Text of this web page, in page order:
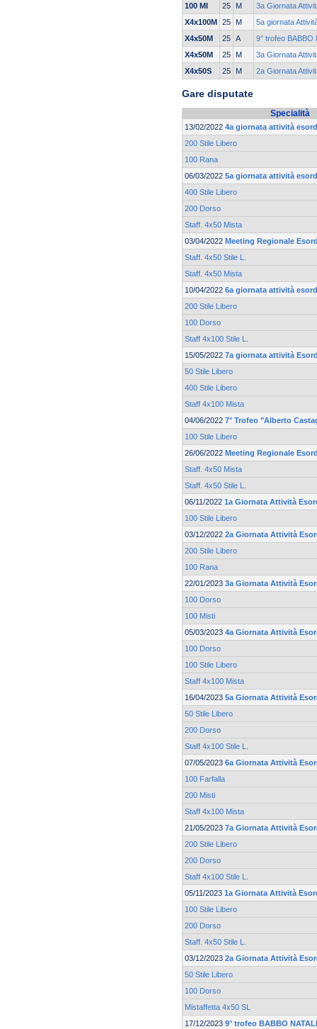
100 MI
25 M
3a Giornata
X4x100M 25 M
5a giornata
X4x50M
25 A
9° trofeo BABBO
X4x50M
25 M
3a Giornata
X4x50S
25 M 2a Giornata
Gare disputate
Specialità
13/02/2022 4a giornata attività
200 Stile Libero
100 Rana
06/03/2022 5a giornata attività
400 Stile Libero
200 Dorso
Staff. 4x50 Mista
03/04/2022 Meeting Regionale
Staff. 4x50 Stile L.
Staff. 4x50 Mista
10/04/2022 6a giornata attività
200 Stile Libero
100 Dorso
Staff 4x100 Stile L.
15/05/2022 7a giornata attività
50 Stile Libero
400 Stile Libero
Staff 4x100 Mista
04/06/2022 7° Trofeo "Alberto
100 Stile Libero
26/06/2022 Meeting Regionale
Staff. 4x50 Mista
Staff. 4x50 Stile L.
06/11/2022 1a Giornata Attività
100 Stile Libero
03/12/2022 2a Giornata Attività
200 Stile Libero
100 Rana
22/01/2023 3a Giornata Attività
100 Dorso
100 Misti
05/03/2023 4a Giornata Attività
100 Dorso
100 Stile Libero
Staff 4x100 Mista
16/04/2023 5a Giornata Attività
50 Stile Libero
200 Dorso
Staff 4x100 Stile L.
07/05/2023 6a Giornata Attività
100 Farfalla
200 Misti
Staff 4x100 Mista
21/05/2023 7a Giornata Attività
200 Stile Libero
200 Dorso
Staff 4x100 Stile L.
05/11/2023 1a Giornata Attività
100 Stile Libero
200 Dorso
Staff. 4x50 Stile L.
03/12/2023 2a Giornata Attività
50 Stile Libero
100 Dorso
Mistaffetta 4x50 SL
17/12/2023 9° trofeo BABBO